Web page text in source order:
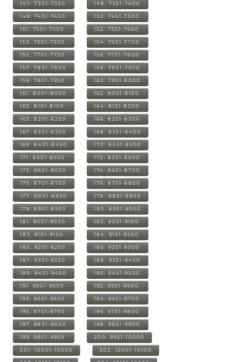
147: 7301-7350 148: 7351-7400
149: 7401-7450 150: 7451-7500
151: 7501-7550 152: 7551-7600
153: 7601-7650 154: 7651-7700
155: 7701-7750 156: 7751-7800
157: 7801-7850 158: 7851-7900
159: 7901-7950 160: 7951-8000
161: 8001-8050 162: 8051-8100
163: 8101-8150 164: 8151-8200
165: 8201-8250 166: 8251-8300
167: 8301-8350 168: 8351-8400
169: 8401-8450 170: 8451-8500
171: 8501-8550 172: 8551-8600
173: 8601-8650 174: 8651-8700
175: 8701-8750 176: 8751-8800
177: 8801-8850 178: 8851-8900
179: 8901-8950 180: 8951-9000
181: 9001-9050 182: 9051-9100
183: 9101-9150 184: 9151-9200
185: 9201-9250 186: 9251-9300
187: 9301-9350 188: 9351-9400
189: 9401-9450 190: 9451-9500
191: 9501-9550 192: 9551-9600
193: 9601-9650 194: 9651-9700
195: 9701-9750 196: 9751-9800
197: 9801-9850 198: 9851-9900
199: 9901-9950 200: 9951-10000
201: 10001-10050 202: 10051-10100